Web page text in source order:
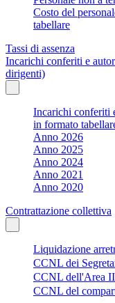
Costo del
tabellare
Tassi di assenza
Incarichi conferiti e
dirigenti)
Incarichi conferiti
in formato
Anno 2026
Anno 2025
Anno 2024
Anno 2021
Anno 2020
Contrattazione collettiva
Liquidazione
CCNL dei
CCNL dell'Area II
CCNL del